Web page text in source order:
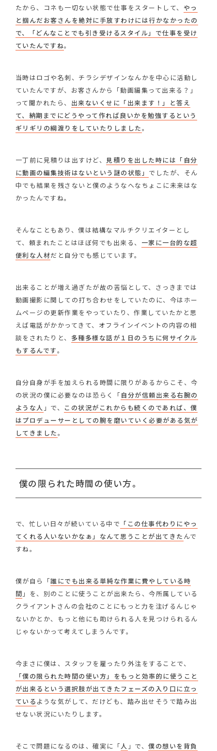
たから、コネも一切ない状態で仕事をスタートして、 やっ
と掴んだお客さんを絶対に手放すわけには行かなかったの
で、「どんなことでも引き受けるスタイル」で仕事を受け
ていたんですね。
当時はロゴや名刺、チラシデザインなんかを中心に活動し
ていたんですが、お客さんから「動画編集って出来る？」
って聞かれたら、 出来ないくせに「出来ます！」と答え
て、納期までにどうやって作れば良いかを勉強するという
ギリギリの綱渡りをしていたりしました。
一丁前に見積りは出すけど、 見積りを出した時には「自分
に動画の編集技術はないという謎の状態」 でしたが、そん
中でも結果を残さないと僕のようなへなちょこに未来はな
かったんですね。
そんなこともあり、僕は結構なマルチクリエイターとし
て、頼まれたことはほぼ何でも出来る、 一家に一台的な超
便利な人材だと自分でも感じています。
出来ることが増え過ぎたが故の苦悩として、さっきまでは
動画撮影に関しての打ち合わせをしていたのに、今はホー
ムページの更新作業をやっていたり、作業していたかと思
えば電話がかかってきて、オフラインイベントの内容の相
談をされたりと、 多種多様な話が１日のうちに何サイクル
もするんです。
自分自身が手を加えられる時間に限りがあるからこそ、今
の状況の僕に必要なのは恐らく「自分が信頼出来る右腕の
ような人 」で、 この状況がこれからも続くのであれば、僕
はプロデューサーとしての腕を磨いていく必要がある気が
してきました。
僕の限られた時間の使い方。
で、忙しい日々が続いている中で 「この仕事代わりにやっ
てくれる人いないかなぁ」なんて思うことが出てきた んで
すね。
僕が自ら「誰にでも出来る単純な作業に費やしている時
間 」を、別のことに使うことが出来たら、今所属している
クライアントさんの会社のことにもっと力を注げるんじゃ
ないかとか、もっと他にも助けられる人を見つけられるん
じゃないかって考えてしまうんです。
今まさに僕は、スタッフを雇ったり外注をすることで、
「僕の限られた時間の使い方」をもっと効率的に使うこと
が出来るという選択肢が出てきたフェーズの入り口に立っ
ている ような気がして、だけども、踏み出せそうで踏み出
せない状況にいたりします。
そこで問題になるのは、確実に「人 」で、僕の想いを背負